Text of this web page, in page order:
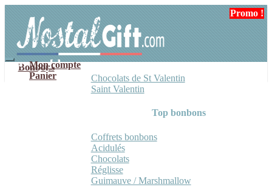
navigation
contenu
Mon compte
Panier
Bonbons
Chocolats de St Valentin
Saint Valentin
Top bonbons
Coffrets bonbons
Acidulés
Chocolats
Réglisse
Guimauve / Marshmallow
Promo !
Promo !